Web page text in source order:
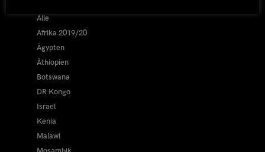
Alle
Afrika 2019/20
Ägypten
Äthiopien
Botswana
DR Kongo
Israel
Kenia
Malawi